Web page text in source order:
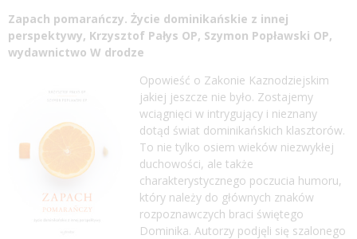
Zapach pomarańczy. Życie dominikańskie z innej
perspektywy, Krzysztof Pałys OP, Szymon Popławski OP,
wydawnictwo W drodze
Opowieść o Zakonie Kaznodziejskim
jakiej jeszcze nie było. Zostajemy
wciągnięci w intrygujący i nieznany
dotąd świat dominikańskich klasztorów.
To nie tylko osiem wieków niezwykłej
duchowości, ale także
charakterystycznego poczucia humoru,
który należy do głównych znaków
rozpoznawczych braci świętego
Dominika. Autorzy podjęli się szalonego